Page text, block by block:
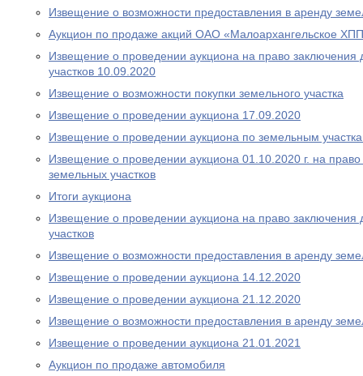
Извещение о возможности предоставления в аренду
Аукцион по продаже акций ОАО «Малоархангельское
Извещение о проведении аукциона на право заключения
участков 10.09.2020
Извещение о возможности покупки земельного участка
Извещение о проведении аукциона 17.09.2020
Извещение о проведении аукциона по земельным
Извещение о проведении аукциона 01.10.2020 г. на
земельных участков
Итоги аукциона
Извещение о проведении аукциона на право заключения
участков
Извещение о возможности предоставления в аренду
Извещение о проведении аукциона 14.12.2020
Извещение о проведении аукциона 21.12.2020
Извещение о возможности предоставления в аренду
Извещение о проведении аукциона 21.01.2021
Аукцион по продаже автомобиля